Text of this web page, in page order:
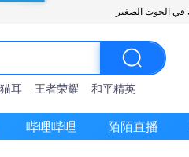
猫耳 王者荣耀 和平精英
哔哩哔哩 陌陌直播